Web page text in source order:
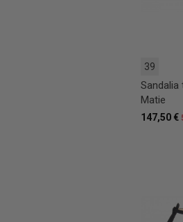
39
Sandalia
Matie
147,50 €